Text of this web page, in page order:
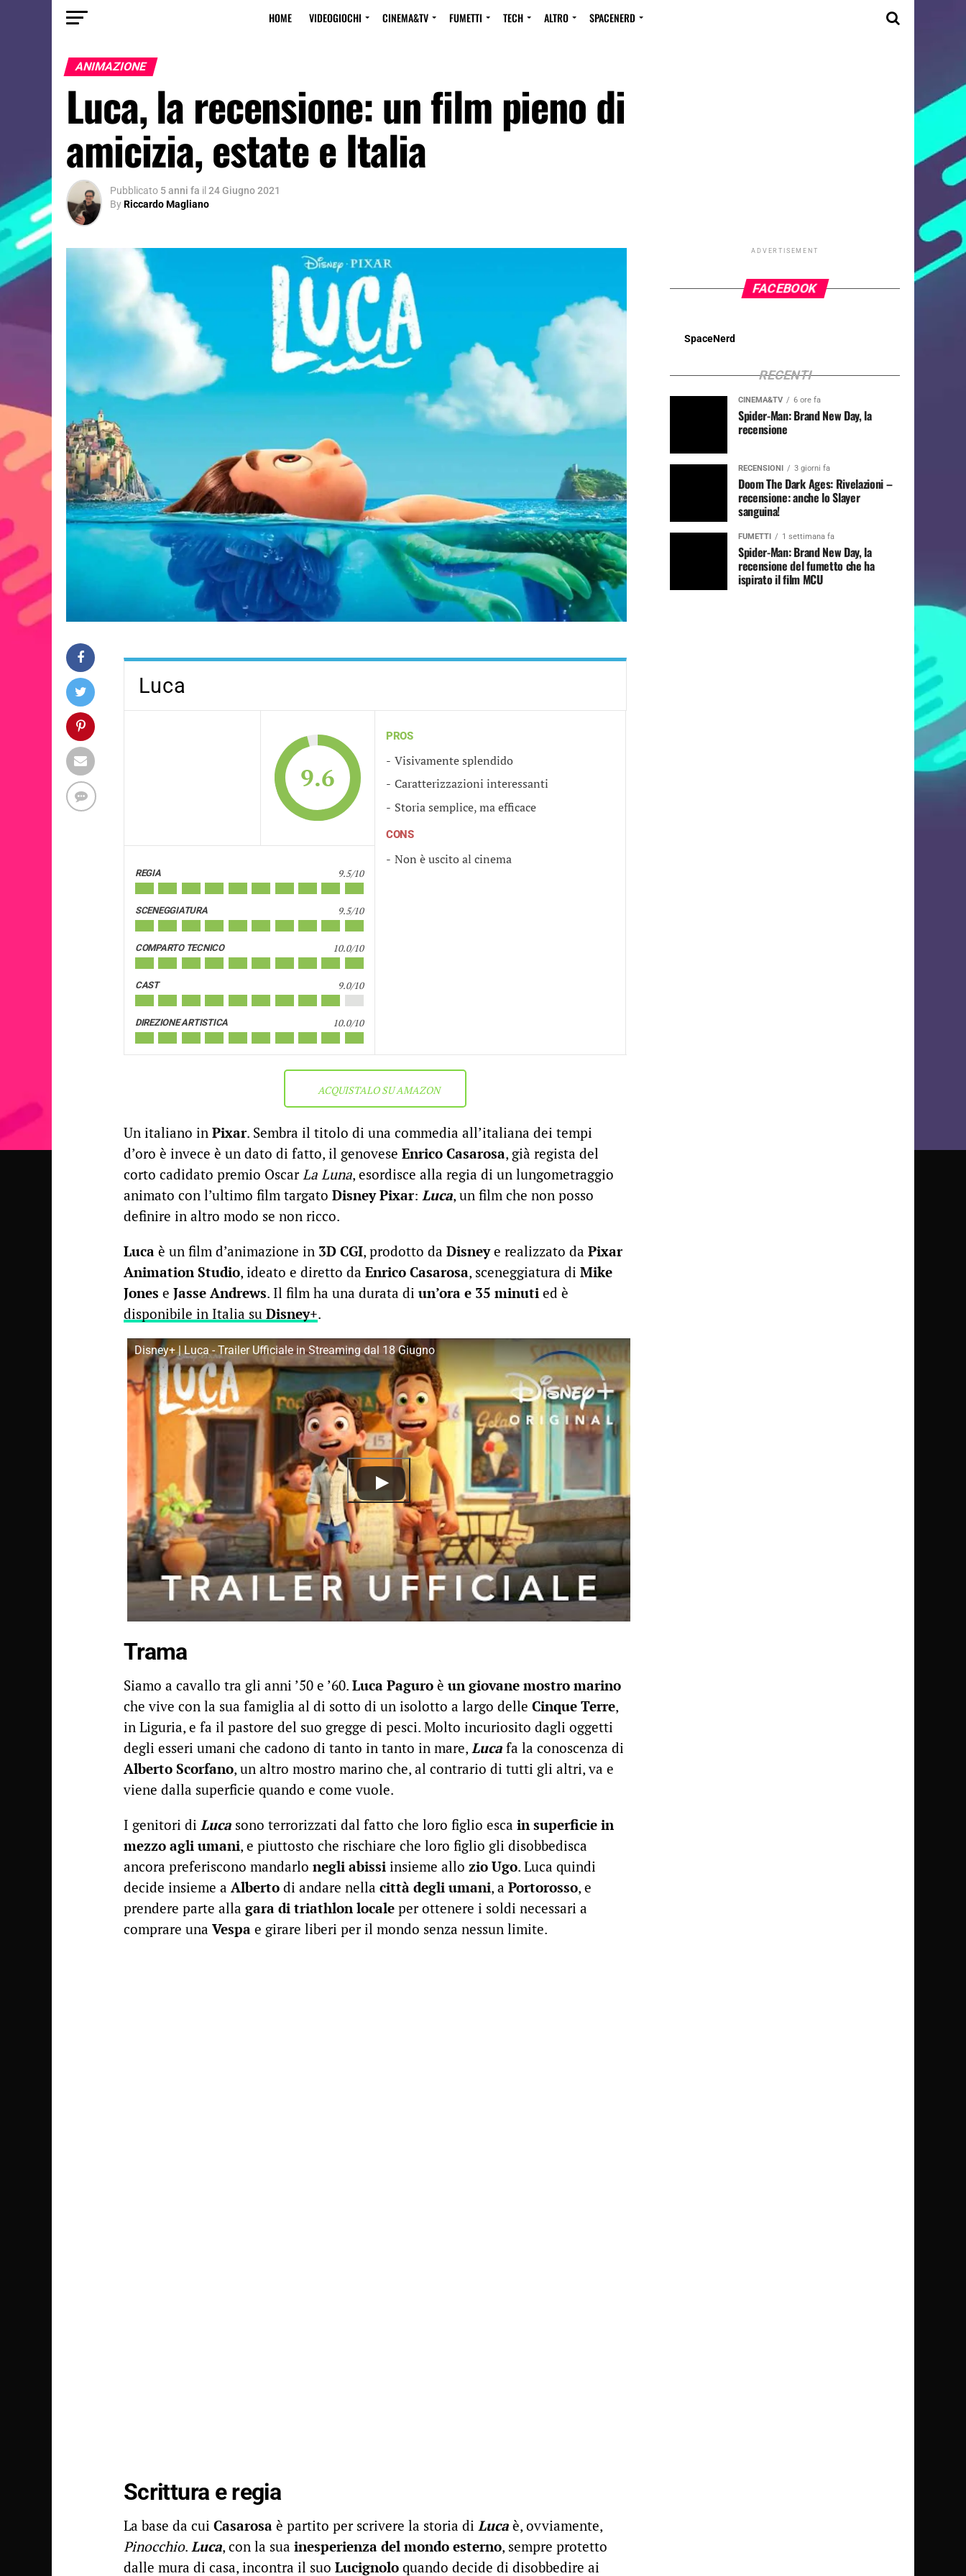
HOME VIDEOGIOCHI CINEMA&TV FUMETTI TECH ALTRO SPACENERD
ANIMAZIONE
Luca, la recensione: un film pieno di
amicizia, estate e Italia
Pubblicato 5 anni fa il 24 Giugno 2021
ByRiccardo Magliano
Luca
9.6
REGIA 9.5/10
SCENEGGIATURA 9.5/10
COMPARTO TECNICO 10.0/10
CAST 9.0/10
DIREZIONE ARTISTICA 10.0/10
PROS
Visivamente splendido
Caratterizzazioni interessanti
Storia semplice, ma efficace
CONS
Non è uscito al cinema
ACQUISTALO SU AMAZON
Un italiano in Pixar. Sembra il titolo di una commedia all’italiana dei tempi
d’oro è invece è un dato di fatto, il genovese Enrico Casarosa, già regista del
corto cadidato premio OscarLa Luna, esordisce alla regia di un lungometraggio
animato con l’ultimo film targato Disney Pixar: Luca, un film che non posso
definire in altro modo se non ricco.
Luca è un film d’animazione in 3D CGI, prodotto da Disneye realizzato da Pixar
Animation Studio, ideato e diretto da Enrico Casarosa, sceneggiatura di Mike
Jones e Jasse Andrews. Il film ha una durata di un’ora e 35 minuti ed è
disponibile in Italia su Disney+.
Disney+ | Luca - Trailer Ufficiale in Streaming dal 18 Giugno
Trama
Siamo a cavallo tra gli anni ’50 e ’60. Luca Paguro è un giovane mostro marino
che vive con la sua famiglia al di sotto di un isolotto a largo delle Cinque Terre,
in Liguria, e fa il pastore del suo gregge di pesci. Molto incuriosito dagli oggetti
degli esseri umani che cadono di tanto in tanto in mare, Luca fa la conoscenza di
Alberto Scorfano, un altro mostro marino che, al contrario di tutti gli altri, va e
viene dalla superficie quando e come vuole.
I genitori di Luca sono terrorizzati dal fatto che loro figlio esca in superficie in
mezzo agli umani, e piuttosto che rischiare che loro figlio gli disobbedisca
ancora preferiscono mandarlo negli abissi insieme allo zio Ugo. Luca quindi
decide insieme a Alberto di andare nella città degli umani, a Portorosso, e
prendere parte alla gara di triathlon locale per ottenere i soldi necessari a
comprare una Vespa e girare liberi per il mondo senza nessun limite.
Scrittura e regia
La base da cui Casarosa è partito per scrivere la storia di Luca è, ovviamente,
Pinocchio. Luca, con la sua inesperienza del mondo esterno, sempre protetto
dalle mura di casa, incontra il suo Lucignolo quando decide di disobbedire ai
ADVERTISEMENT
FACEBOOK
SpaceNerd
RECENTI
CINEMA&TV 6 ore fa
Spider-Man: Brand New Day, la
recensione
RECENSIONI 3 giorni fa
Doom The Dark Ages: Rivelazioni –
recensione: anche lo Slayer
sanguina!
FUMETTI 1 settimana fa
Spider-Man: Brand New Day, la
recensione del fumetto che ha
ispirato il film MCU